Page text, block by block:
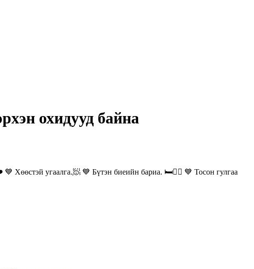
охидууд байна
💙 Хөөстэй угаалга.🧖 💙 Бүтэн биеийн бариа. 🛏💆‍♂ 💙 Тосон гулгаа